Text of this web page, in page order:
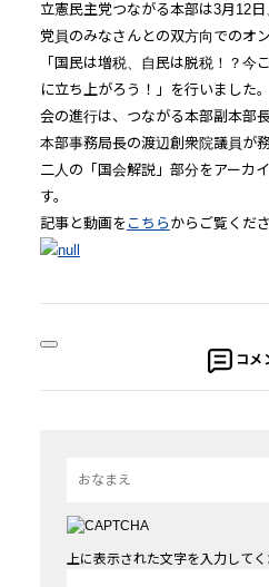
立憲民主党つながる本部は3月12
党員のみなさんとの双方向でのオ
「国民は増税、自民は脱税！？今
に立ち上がろう！」を行いました。
会の進行は、つながる本部副本部
本部事務局長の渡辺創衆院議員が務
二人の「国会解説」部分をアーカ
す。
記事と動画を こちら からご覧くださ
コメ
上に表示された文字を入力してく